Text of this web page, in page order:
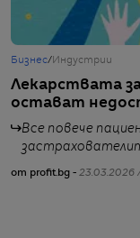
Бизнес/ Индустрии
Лекарствата
остават
Все повече
от profit.bg - 23.03.2026